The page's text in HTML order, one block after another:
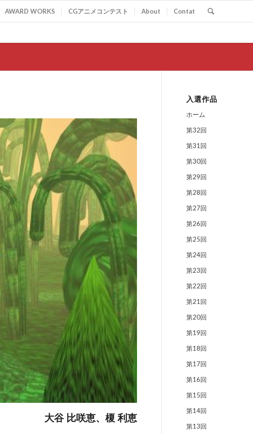
AWARD WORKS CGアニメコンテスト About Contat
大谷 比咲恵、榎 利恵
入選作品
ホーム
第32回
第31回
第30回
第29回
第28回
第27回
第26回
第25回
第24回
第23回
第22回
第21回
第20回
第19回
第18回
第17回
第16回
第15回
第14回
第13回